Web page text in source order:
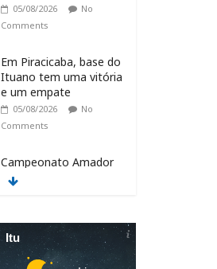
05/08/2026
No
Comments
Em Piracicaba, base do
Ituano tem uma vitória
e um empate
05/08/2026
No
Comments
Campeonato Amador
Série Ouro tem
Comments
Itu recebe o NPC
Itu